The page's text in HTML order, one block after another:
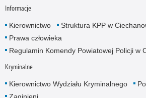
Informacje
Kierownictwo Struktura KPP w
Prawa człowieka
Regulamin Komendy Powiatowej Policji w
Kryminalne
Kierownictwo Wydziału Kryminalnego